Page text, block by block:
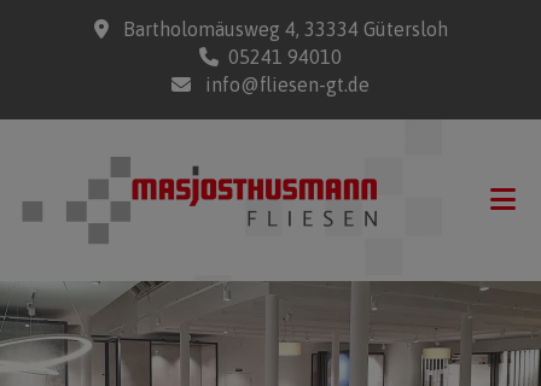
Bartholomäusweg 4, 33334 Gütersloh
05241 94010
info@fliesen-gt.de